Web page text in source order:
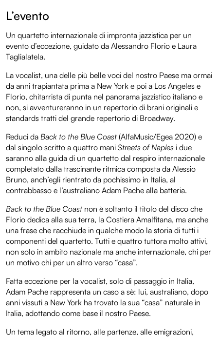
L’evento
Un quartetto internazionale di impronta jazzistica per un
evento d’eccezione, guidato da Alessandro Florio e Laura
Taglialatela.
La vocalist, una delle più belle voci del nostro Paese ma ormai
da anni trapiantata prima a New York e poi a Los Angeles e
Florio, chitarrista di punta nel panorama jazzistico italiano e
non, si avventureranno in un repertorio di brani originali e
standards tratti del grande repertorio di Broadway.
Reduci da Back to the Blue Coast (AlfaMusic/Egea 2020) e
dal singolo scritto a quattro mani Streets of Naples i due
saranno alla guida di un quartetto dal respiro internazionale
completato dalla trascinante ritmica composta da Alessio
Bruno, anch’egli rientrato da pochissimo in Italia, al
contrabbasso e l’australiano Adam Pache alla batteria.
Back to the Blue Coast non è soltanto il titolo del disco che
Florio dedica alla sua terra, la Costiera Amalfitana, ma anche
una frase che racchiude in qualche modo la storia di tutti i
componenti del quartetto. Tutti e quattro tuttora molto attivi,
non solo in ambito nazionale ma anche internazionale, chi per
un motivo chi per un altro verso “casa”.
Fatta eccezione per la vocalist, solo di passaggio in Italia,
Adam Pache rappresenta un caso a sè: lui, australiano, dopo
anni vissuti a New York ha trovato la sua “casa” naturale in
Italia, adottando come base il nostro Paese.
Un tema legato al ritorno, alle partenze, alle emigrazioni,